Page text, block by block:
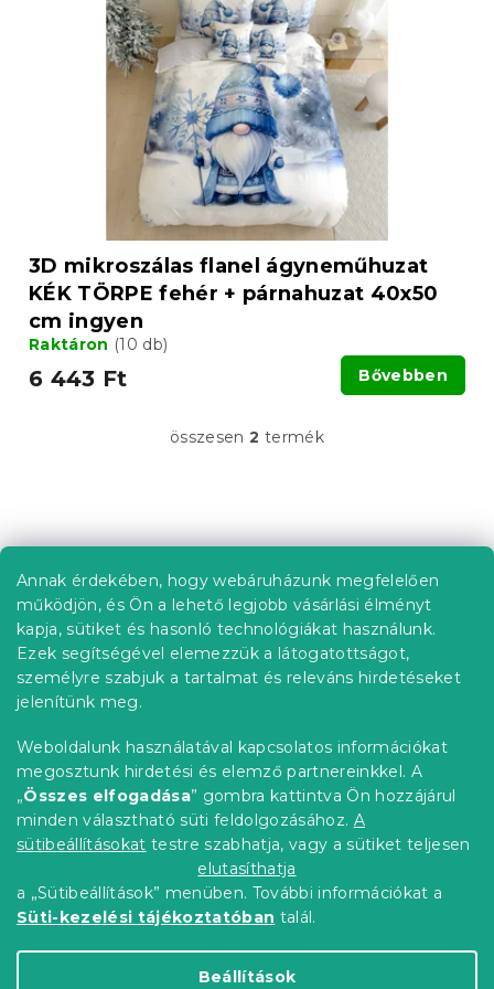
Annak érdekében, hogy webáruházunk megfelelően
működjön, és Ön a lehető legjobb vásárlási élményt
kapja, sütiket és hasonló technológiákat használunk.
Ezek segítségével elemezzük a látogatottságot,
személyre szabjuk a tartalmat és releváns hirdetéseket
jelenítünk meg.
Weboldalunk használatával kapcsolatos információkat
megosztunk hirdetési és elemző partnereinkkel. A
„Összes elfogadása” gombra kattintva Ön hozzájárul
minden választható süti feldolgozásához. A
sütibeállításokat testre szabhatja, vagy a sütiket teljesen
elutasíthatja
a „Sütibeállítások” menüben. További információkat a
Süti-kezelési tájékoztatóban talál.
Beállítások
3D mikroszálas flanel ágyneműhuzat
KÉK TÖRPE fehér + párnahuzat 40x50
cm ingyen
Raktáron (10 db)
6 443 Ft Bővebben
L
i
r
á
n
y
í
t
e
l
e
m
e
i
összesen2 termék
á
Információ az Ön számára
Rendelés követése
Szállítási lehetőségek
Fizetési lehetőségek
Reklamáció és áruvisszaküldés
Elérhetőség
Általános szerződési feltételek
Adatvédelmi nyilatkozat
Blog
Partnereinknek